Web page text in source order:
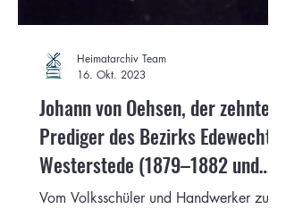
Johann von Oehsen, der zehnte
Prediger des Bezirks Edewecht /
Westerstede (1879–1882 und
1897)
Vom Volksschüler und Handwerker zum
Heimatarchiv Team
16. Okt. 2023